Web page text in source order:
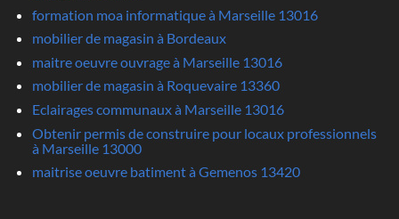
formation moa informatique à Marseille 13016
mobilier de magasin à Bordeaux
maitre oeuvre ouvrage à Marseille 13016
mobilier de magasin à Roquevaire 13360
Eclairages communaux à Marseille 13016
Obtenir permis de construire pour locaux professionnels
à Marseille 13000
maitrise oeuvre batiment à Gemenos 13420